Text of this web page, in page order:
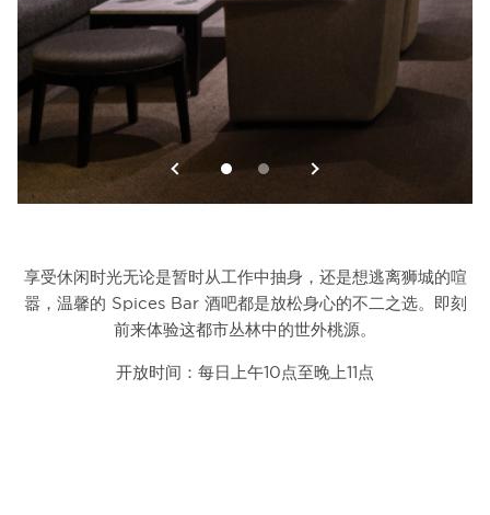
享受休闲时光无论是暂时从工作中抽身，还是想逃离狮城的喧
嚣，温馨的 Spices Bar 酒吧都是放松身心的不二之选。即刻
前来体验这都市丛林中的世外桃源。
开放时间：每日上午10点至晚上11点